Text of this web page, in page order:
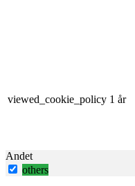
viewed_cookie_policy 1 år
Andet
others